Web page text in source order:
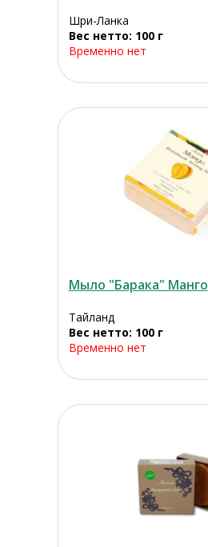
Шри-Ланка
Вес нетто: 100 г
Временно нет
Мыло "Барака" Манго
Тайланд
Вес нетто: 100 г
Временно нет